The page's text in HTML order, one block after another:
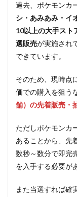
過去、ポケモンカ
シ・あみあみ・イ
10以上の大手スト
選販売が実施され
できています。
そのため、現時点
価での購入を狙う
舗）の先着販売・
ただしポケモンカ
あることから、先
数秒～数分で即完
を入手する必要が
また当選すれば確